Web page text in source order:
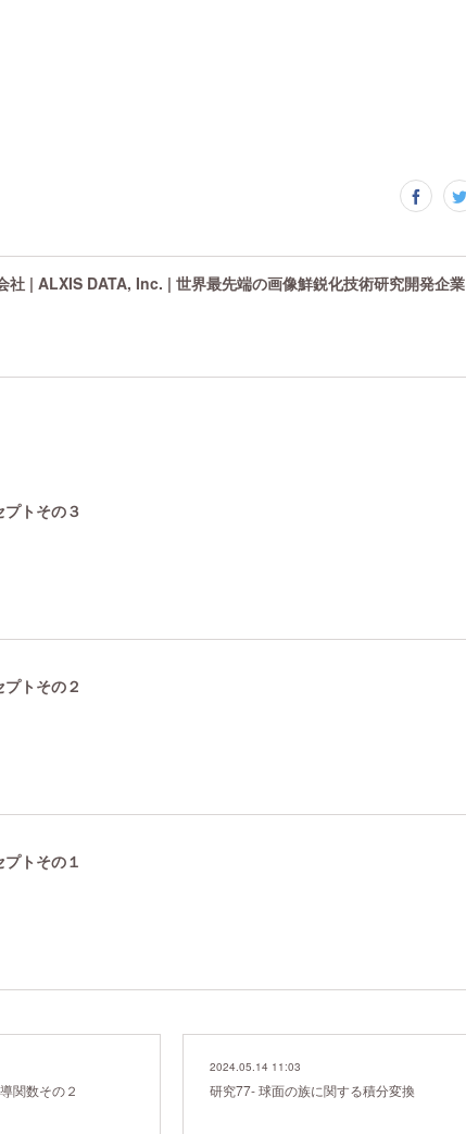
社 | ALXIS DATA, Inc. | 世界最先端の画像鮮鋭化技術研究開発企業
トその３
トその２
トその１
関数その２
2024.05.14 11:03
研究77- 球面の族に関する積分変換